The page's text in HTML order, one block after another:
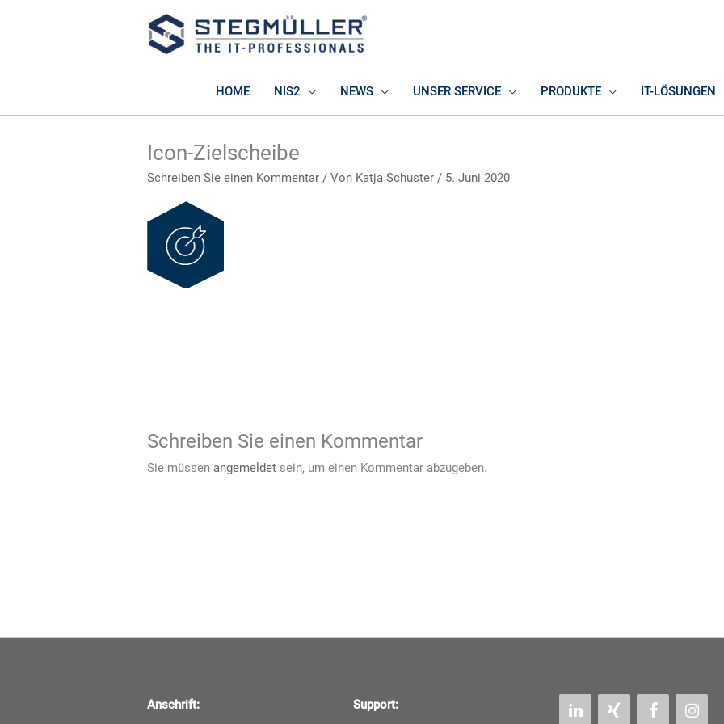
HOME NIS2 NEWS UNSER SERVICE PRODUKTE IT-LÖSUNGEN
Icon-Zielscheibe
Schreiben Sie einen Kommentar / Von Katja Schuster / 5. Juni 2020
Schreiben Sie einen Kommentar
Sie müssen angemeldet sein, um einen Kommentar abzugeben.
Anschrift: Support: